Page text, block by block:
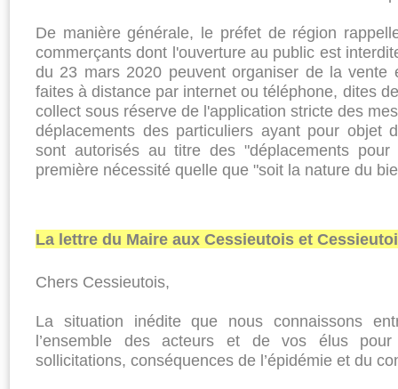
De manière générale, le préfet de région
commerçants dont l'ouver­ture au public est
du 23 mars 2020 peuvent organiser de la vente
fai­tes à distance par internet ou téléphone, dites
col­lect sous réserve de l'ap­plication stricte des
déplacements des particu­liers ayant pour objet
sont autorisés au titre des "déplacements
premiè­re nécessité quelle que "soit la nature du
La lettre du Maire aux Cessieutois et
Chers Cessieutois,
La situation inédite que nous connaissons
l’ensemble des acteurs et de vos élus
sollicitations, conséquences de l’épidémie et du